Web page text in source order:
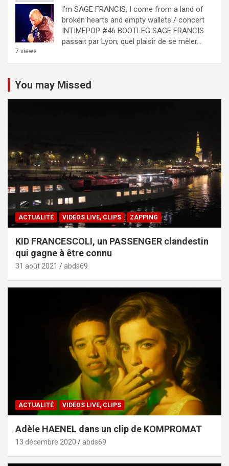
I’m SAGE FRANCIS, I come from a land of
broken hearts and empty wallets / concert
INTIMEPOP #46 BOOTLEG SAGE FRANCIS
passait par Lyon; quel plaisir de se mêler...
7 views
You may Missed
ACTUALITÉ VIDÉOS LIVE, CLIPS ZAPPING
KID FRANCESCOLI, un PASSENGER clandestin
qui gagne à être connu
31 août 2021 abds69
ACTUALITÉ VIDÉOS LIVE, CLIPS
Adèle HAENEL dans un clip de KOMPROMAT
13 décembre 2020 abds69